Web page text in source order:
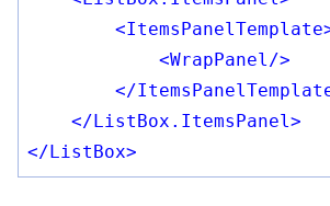
<ItemsPanelTemplate
<WrapPanel/>
</
</ListBox.ItemsPanel>
</ListBox>